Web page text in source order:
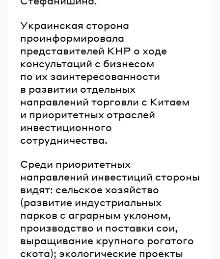
Украинская сторона
проинформировала
представителей КНР о ходе
консультаций с бизнесом
по их заинтересованности
в развитии отдельных
направлений торговли с Китаем
и приоритетных отраслей
инвестиционного
сотрудничества.
Среди приоритетных
направлений инвестиций стороны
видят: сельское хозяйство
(развитие индустриальных
парков с аграрным уклоном,
производство и поставки сои,
выращивание крупного рогатого
скота); экологические проекты